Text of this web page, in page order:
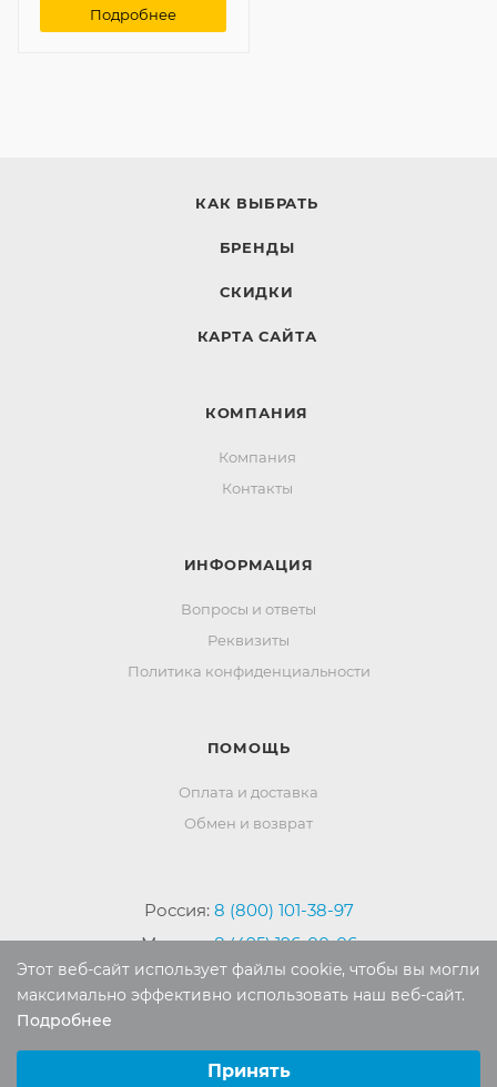
Подробнее
КАК ВЫБРАТЬ
БРЕНДЫ
СКИДКИ
КАРТА САЙТА
КОМПАНИЯ
Компания
Контакты
ИНФОРМАЦИЯ
Вопросы и ответы
Реквизиты
Политика конфиденциальности
ПОМОЩЬ
Оплата и доставка
Обмен и возврат
Россия: 8 (800) 101-38-97
Москва:8 (495) 196-00-06
Отдел продаж:info@mr-kover.ru
Тех. поддержка:
Этот веб-сайт использует файлы cookie, чтобы вы могли
максимально эффективно использовать наш веб-сайт.
Подробнее
Принять